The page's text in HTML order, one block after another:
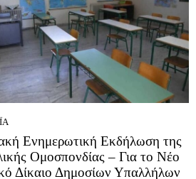
Ενημερωτική Εκδήλωση της
Ομοσπονδίας – Για το Νέο
Δίκαιο Δημοσίων Υπαλλήλων